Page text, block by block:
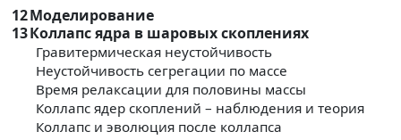
12Моделирование
13Коллапс ядра в шаровых скоплениях
Гравитермическая неустойчивость
Неустойчивость сегрегации по массе
Время релаксации для половины массы
Коллапс ядер скоплений – наблюдения и теория
Коллапс и эволюция после коллапса